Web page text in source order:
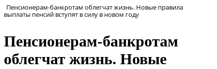
Пенсионерам-банкротам облегчат жизнь. Новые правила
выплаты пенсий вступят в силу в новом году
Пенсионерам-банкротам
облегчат жизнь. Новые